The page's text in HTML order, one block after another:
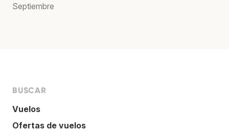
Septiembre
BUSCAR
Vuelos
Ofertas de vuelos